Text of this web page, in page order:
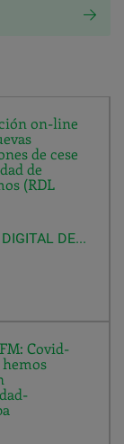
on-line
de cese
de
(RDL
OFICINA DIGITAL DE F-M
Covid-
hemos